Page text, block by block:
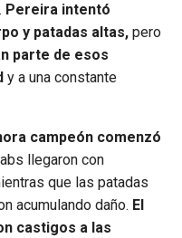
Pereira intentó
y patadas altas, pero
parte de esos
y a una constante
campeón comenzó
llegaron con
que las patadas
acumulando daño. El
castigos a las